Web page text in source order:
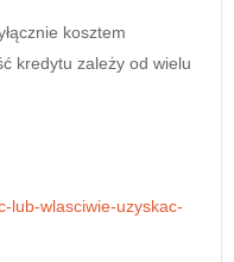
kosztem
kredytu zależy od wielu
lub-wlasciwie-uzyskac-